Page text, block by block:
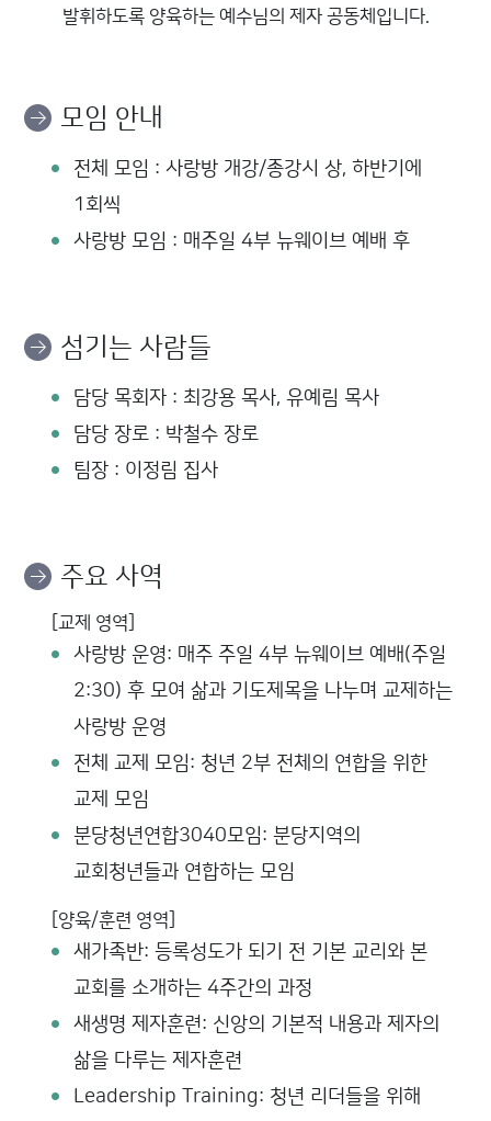
발휘하도록 양육하는 예수님의 제자 공동체입니다.
모임 안내
전체 모임 : 사랑방 개강/종강시 상, 하반기에
1회씩
사랑방 모임 : 매주일 4부 뉴웨이브 예배 후
섬기는 사람들
담당 목회자 : 최강용 목사, 유예림 목사
담당 장로 : 박철수 장로
팀장 : 이정림 집사
주요 사역
[교제 영역]
사랑방 운영: 매주 주일 4부 뉴웨이브 예배(주일
2:30) 후 모여 삶과 기도제목을 나누며 교제하는
사랑방 운영
전체 교제 모임: 청년 2부 전체의 연합을 위한
교제 모임
분당청년연합3040모임: 분당지역의
교회청년들과 연합하는 모임
[양육/훈련 영역]
새가족반: 등록성도가 되기 전 기본 교리와 본
교회를 소개하는 4주간의 과정
새생명 제자훈련: 신앙의 기본적 내용과 제자의
삶을 다루는 제자훈련
Leadership Training: 청년 리더들을 위해